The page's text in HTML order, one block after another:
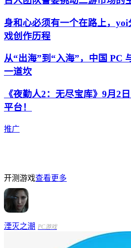
身和心必须有一个在路上，
戏创作历程
从“出海”到“入海”，中国 PC
一道坎
《夜勤人2：无尽宝库》9月2
平台！
推广
开测游戏查看更多
湮灭之潮 PC游戏